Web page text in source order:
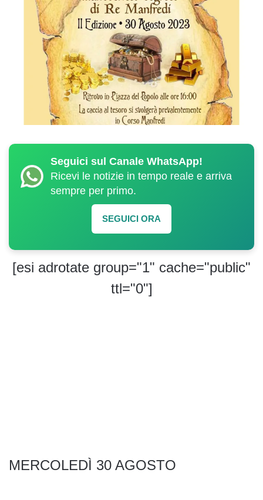
Seguici sul Canale WhatsApp!
Ricevi le notizie in tempo reale e arriva
sempre per primo.
SEGUICI ORA
[esi adrotate group="1" cache="public"
ttl="0"]
MERCOLEDÌ 30 AGOSTO